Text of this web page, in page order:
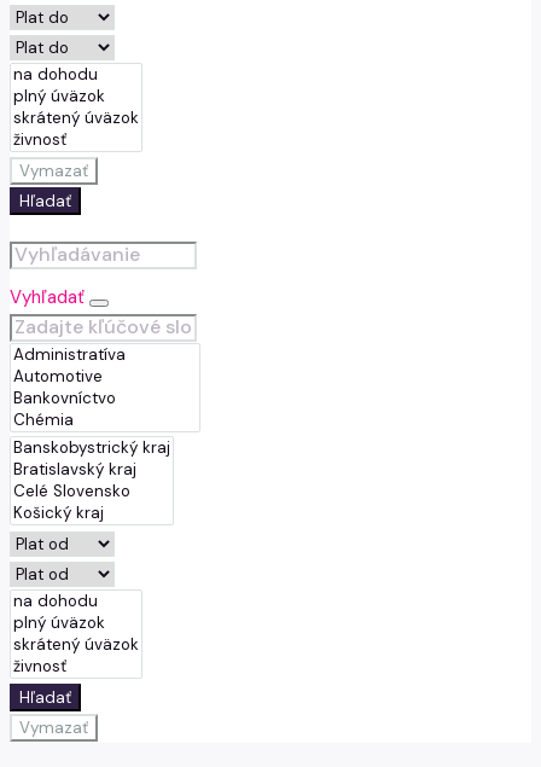
Vymazať
Hľadať
Vyhľadať
Hľadať
Vymazať